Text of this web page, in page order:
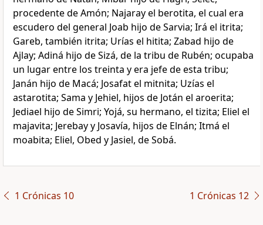
procedente de Amón; Najaray el berotita, el cual era
escudero del general Joab hijo de Sarvia; Irá el itrita;
Gareb, también itrita; Urías el hitita; Zabad hijo de
Ajlay; Adiná hijo de Sizá, de la tribu de Rubén; ocupaba
un lugar entre los treinta y era jefe de esta tribu;
Janán hijo de Macá; Josafat el mitnita; Uzías el
astarotita; Sama y Jehiel, hijos de Jotán el aroerita;
Jediael hijo de Simri; Yojá, su hermano, el tizita; Eliel el
majavita; Jerebay y Josavía, hijos de Elnán; Itmá el
moabita; Eliel, Obed y Jasiel, de Sobá.
1 Crónicas 10 1 Crónicas 12